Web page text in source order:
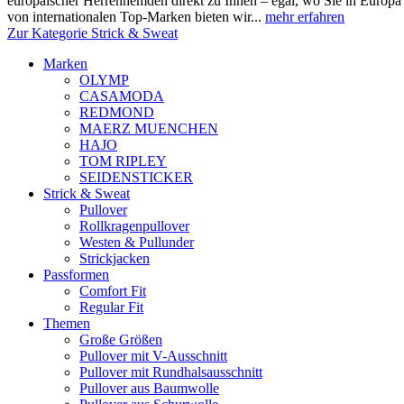
von internationalen Top-Marken bieten wir... mehr erfahren
Zur Kategorie Strick & Sweat
Marken
OLYMP
CASAMODA
REDMOND
MAERZ MUENCHEN
HAJO
TOM RIPLEY
SEIDENSTICKER
Strick & Sweat
Pullover
Rollkragenpullover
Westen & Pullunder
Strickjacken
Passformen
Comfort Fit
Regular Fit
Themen
Große Größen
Pullover mit V-Ausschnitt
Pullover mit Rundhalsausschnitt
Pullover aus Baumwolle